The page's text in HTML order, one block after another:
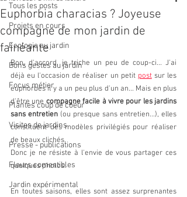
Tous les posts
Projets en cours
Ecologie au jardin
Bons gestes au jardin
Focus métier
Plantes coup de coeur
Visites de jardins
Presse - publications
Fleurs comestibles
Jardin expérimental
Euphorbia characias ? Joyeuse
compagne de mon jardin de
fainéante
Bon, d'accord, je triche un peu de coup-ci... J'ai
déjà eu l'occasion de réaliser un petit post sur les
euphorbes il y a un peu plus d'un an... Mais en plus
d'être une compagne facile à vivre pour les jardins
sans entretien (ou presque sans entretien...), elles
constituent des modèles privilégiés pour réaliser
de beaux clichés.
Donc je ne résiste à l'envie de vous partager ces
quelques photos.
En toutes saisons, elles sont assez surprenantes